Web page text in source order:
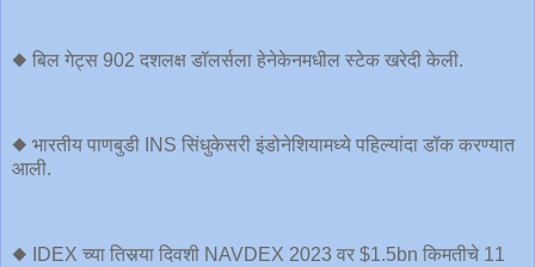
◆ बिल गेट्स 902 दशलक्ष डॉलर्सला हेनेकेनमधील स्टेक खरेदी केली.
◆ भारतीय पाणबुडी INS सिंधुकेसरी इंडोनेशियामध्ये पहिल्यांदा डॉक करण्यात
आली.
◆ IDEX च्या तिसर्‍या दिवशी NAVDEX 2023 वर $1.5bn किमतीचे 11